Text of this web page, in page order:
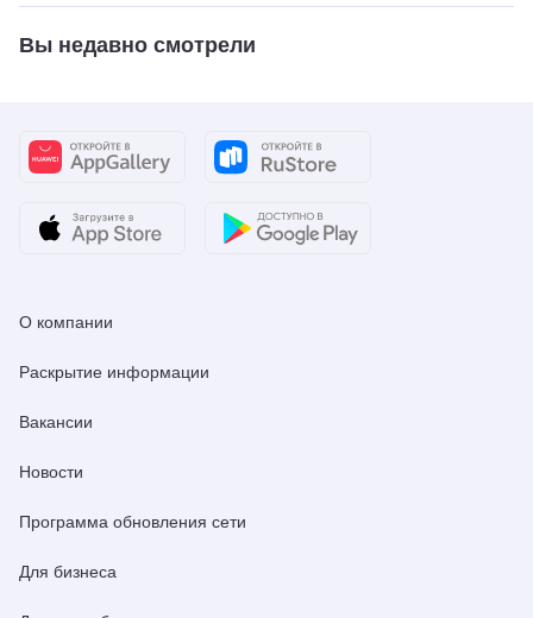
Вы недавно смотрели
О компании
Раскрытие информации
Вакансии
Новости
Программа обновления сети
Для бизнеса